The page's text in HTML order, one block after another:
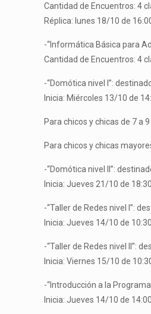
Cantidad de Encuentros: 4
Réplica: lunes 18/10 de
-“Informática Básica para
Cantidad de Encuentros: 4
-“Domótica nivel I”:
Inicia: Miércoles 13/10 de
Para chicos y chicas de 7 a
Para chicos y chicas
-“Domótica nivel II”:
Inicia: Jueves 21/10 de
-“Taller de Redes nivel I”:
Inicia: Jueves 14/10 de
-“Taller de Redes nivel II”:
Inicia: Viernes 15/10 de
-“Introducción a la
Inicia: Jueves 14/10 de